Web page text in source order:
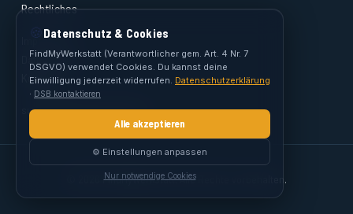
Rechtliches
Impressum
Datenschutz
Kontakt
support@findmywerkstatt.at
© 2026 FindMyWerkstatt. Alle Rechte vorbehalten.
🍪 Datenschutz & Cookies
FindMyWerkstatt (Verantwortlicher gem. Art. 4 Nr. 7
DSGVO) verwendet Cookies. Du kannst deine
Einwilligung jederzeit widerrufen. Datenschutzerklärung
· DSB kontaktieren
Alle akzeptieren
⚙️ Einstellungen anpassen
Nur notwendige Cookies